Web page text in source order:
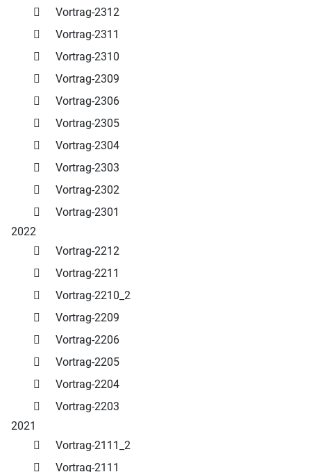
Vortrag-2312
Vortrag-2311
Vortrag-2310
Vortrag-2309
Vortrag-2306
Vortrag-2305
Vortrag-2304
Vortrag-2303
Vortrag-2302
Vortrag-2301
2022
Vortrag-2212
Vortrag-2211
Vortrag-2210_2
Vortrag-2209
Vortrag-2206
Vortrag-2205
Vortrag-2204
Vortrag-2203
2021
Vortrag-2111_2
Vortrag-2111